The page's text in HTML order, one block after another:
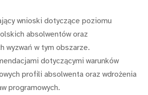
wnioski dotyczące poziomu
absolwentów oraz
wyzwań w tym obszarze.
dotyczącymi warunków
profili absolwenta oraz wdrożenia
programowych.